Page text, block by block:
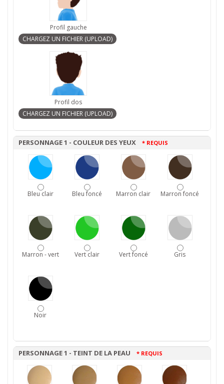
Profil gauche
Profil dos
PERSONNAGE 1 - COULEUR DES YEUX * REQUIS
Bleu clair Bleu foncé Marron clair Marron foncé
Marron - vert Vert clair Vert foncé Gris
Noir
PERSONNAGE 1 - TEINT DE LA PEAU * REQUIS